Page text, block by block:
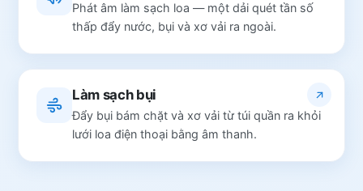
Phát âm làm sạch loa — một dải quét tần số
thấp đẩy nước, bụi và xơ vải ra ngoài.
Làm sạch bụi
Đẩy bụi bám chặt và xơ vải từ túi quần ra khỏi
lưới loa điện thoại bằng âm thanh.